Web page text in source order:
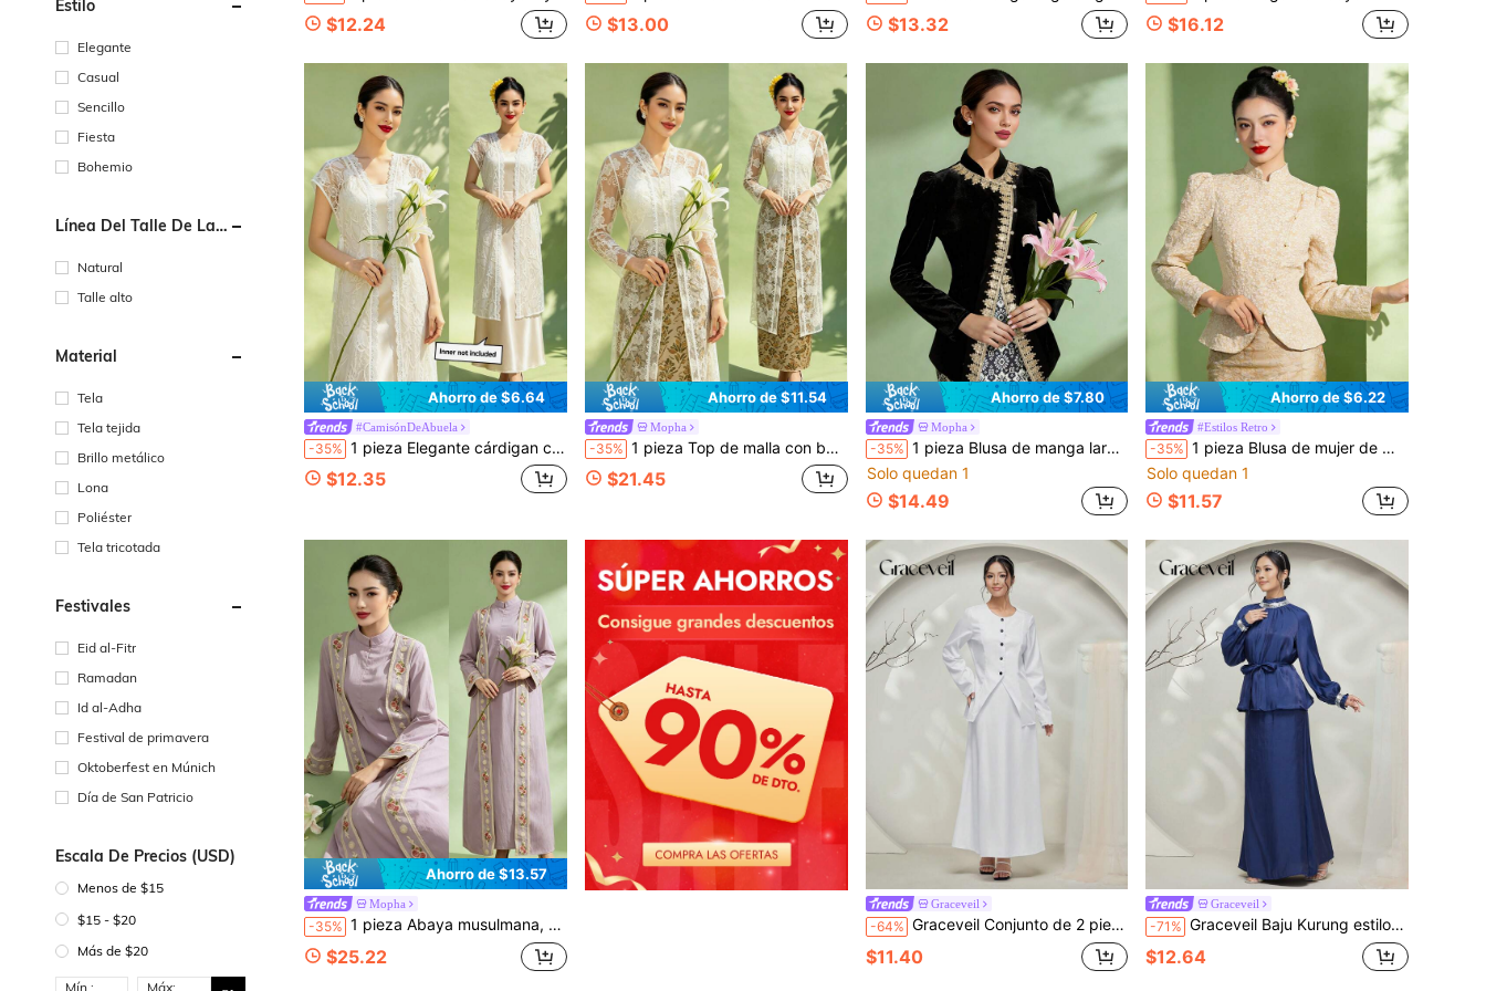
Estilo
Elegante
Casual
Sencillo
Fiesta
Bohemio
Línea Del Talle De La
Natural
Talle alto
Material
Tela
Tela tejida
Brillo metálico
Lona
Poliéster
Tela tricotada
Festivales
Eid al-Fitr
Ramadan
Id al-Adha
Festival de primavera
Oktoberfest en Múnich
Día de San Patricio
Escala De Precios (USD)
Menos de $15
$15 - $20
Más de $20
Mín.: Máx:
$12.24 $13.00 $13.32 $16.12
Ahorro de $6.64
#CamisónDeAbuela
-35% 1 pieza Elegante cárdigan calado para mujer, top blanco (capa interior no incluida)
$12.35
Ahorro de $11.54
Mopha
-35% 1 pieza Top de malla con bordado floral elegante para mujer, Abaya musulmana
$21.45
Ahorro de $7.80
Mopha
-35% 1 pieza Blusa de manga larga de unicolor para mujer
Solo quedan 1
$14.49
Ahorro de $6.22
#Estilos Retro
-35% 1 pieza Blusa de mujer de manga larga con cuello en V, estampado moderno de jacquard, elegante y grácil, adecuada para primavera/verano, color champán
Solo quedan 1
$11.57
Ahorro de $13.57
Mopha
-35% 1 pieza Abaya musulmana, diseño con cremallera de patchwork, cuello alto, manga larga, vestido largo vintage de verano
$25.22
Graceveil
-64% Graceveil Conjunto de 2 piezas de Baju Kebaya: Blusa de manga larga con botones y falda en unicolor, conjunto casual y modesto
$11.40
Graceveil
-71% Graceveil Baju Kurung estilo antiguo de unicolor con cuello alto, lazada, suelto, diseño simple, elegante, uso casual diario y recatado
$12.64